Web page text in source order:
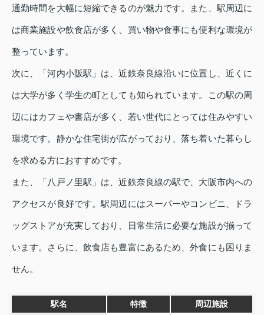
通勤時間を大幅に短縮できるのが魅力です。また、駅周辺に
は商業施設や飲食店が多く、買い物や食事にも便利な環境が
整っています。
次に、「河内小阪駅」は、近鉄奈良線沿いに位置し、近くに
は大学が多く学生の町としても知られています。この駅の周
辺にはカフェや書店が多く、若い世代にとっては住みやすい
環境です。静かな住宅街が広がっており、落ち着いた暮らし
を求める方におすすめです。
また、「八戸ノ里駅」は、近鉄奈良線の駅で、大阪市内への
アクセスが良好です。駅周辺にはスーパーやコンビニ、ドラ
ッグストアが充実しており、日常生活に必要な施設が揃って
います。さらに、飲食店も豊富にあるため、外食にも困りま
せん。
駅名 特徴 周辺施設